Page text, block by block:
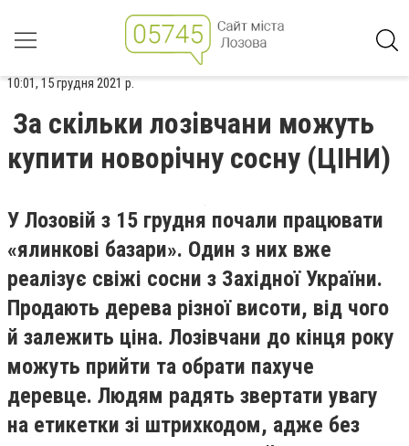
10:01, 15 грудня 2021 р.
За скільки лозівчани можуть
купити новорічну сосну (ЦІНИ)
У Лозовій з 15 грудня почали працювати
«ялинкові базари». Один з них вже
реалізує свіжі сосни з Західної України.
Продають дерева різної висоти, від чого
й залежить ціна. Лозівчани до кінця року
можуть прийти та обрати пахуче
деревце. Людям радять звертати увагу
на етикетки зі штрихкодом, адже без